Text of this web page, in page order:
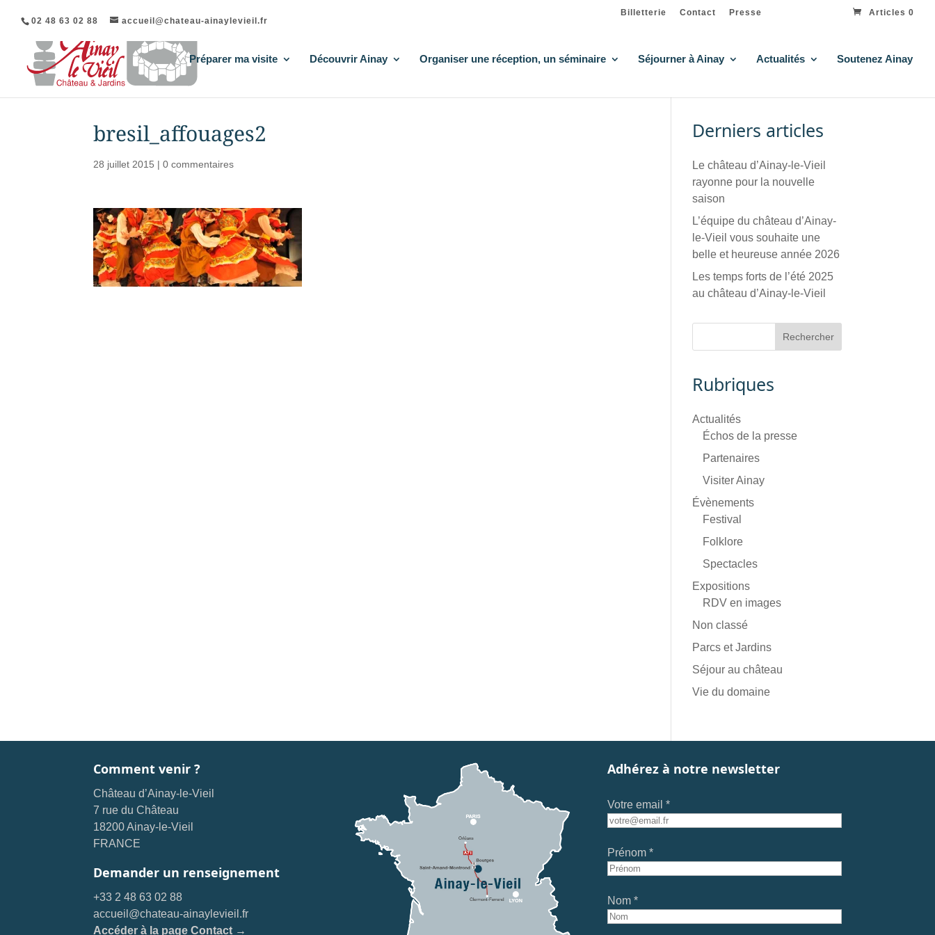
02 48 63 02 88 accueil@chateau-ainaylevieil.fr
Billetterie Contact Presse Articles 0
Préparer ma visite Découvrir Ainay Organiser une réception, un séminaire Séjourner à Ainay Actualités Soutenez Ainay
bresil_affouages2
28 juillet 2015 |0 commentaires
Derniers articles
Le château d’Ainay-le-Vieil
rayonne pour la nouvelle
saison
L’équipe du château d’Ainay-
le-Vieil vous souhaite une
belle et heureuse année 2026
Les temps forts de l’été 2025
au château d’Ainay-le-Vieil
Rubriques
Actualités
Échos de la presse
Partenaires
Visiter Ainay
Évènements
Festival
Folklore
Spectacles
Expositions
RDV en images
Non classé
Parcs et Jardins
Séjour au château
Vie du domaine
Comment venir ?
Château d’Ainay-le-Vieil
7 rue du Château
18200 Ainay-le-Vieil
FRANCE
Demander un renseignement
+33 2 48 63 02 88
accueil@chateau-ainaylevieil.fr
Accéder à la page Contact →
Adhérez à notre newsletter
Votre email *
Prénom *
Nom *